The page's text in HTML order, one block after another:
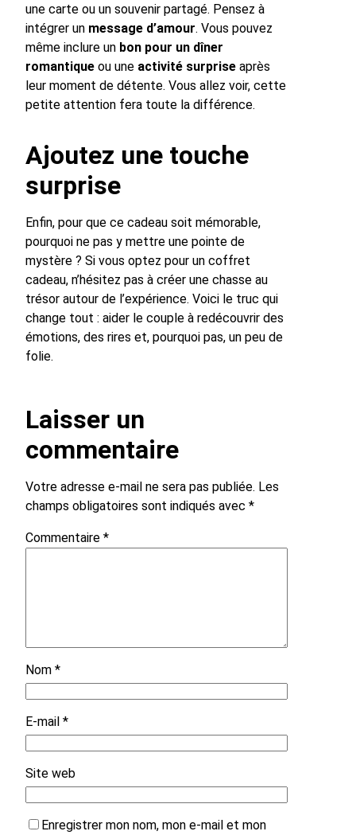
une carte ou un souvenir partagé. Pensez à
intégrer un message d’amour. Vous pouvez
même inclure un bon pour un dîner
romantique ou une activité surprise après
leur moment de détente. Vous allez voir, cette
petite attention fera toute la différence.
Ajoutez une touche
surprise
Enfin, pour que ce cadeau soit mémorable,
pourquoi ne pas y mettre une pointe de
mystère ? Si vous optez pour un coffret
cadeau, n’hésitez pas à créer une chasse au
trésor autour de l’expérience. Voici le truc qui
change tout : aider le couple à redécouvrir des
émotions, des rires et, pourquoi pas, un peu de
folie.
Laisser un
commentaire
Votre adresse e-mail ne sera pas publiée. Les
champs obligatoires sont indiqués avec *
Commentaire *
Nom *
E-mail *
Site web
Enregistrer mon nom, mon e-mail et mon